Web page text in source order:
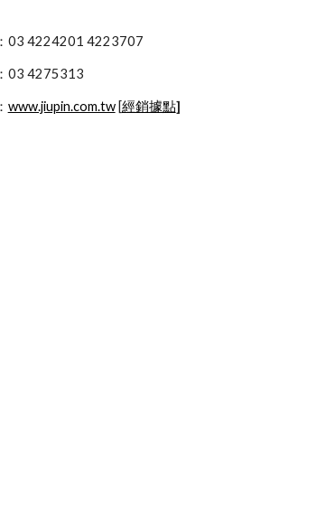
電話：03 4224201 4223707
傳真：03 4275313
www.jiupin.com.tw [經銷據點]